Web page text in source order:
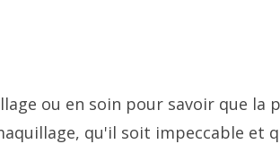
ou en soin pour savoir que la
qu'il soit impeccable et